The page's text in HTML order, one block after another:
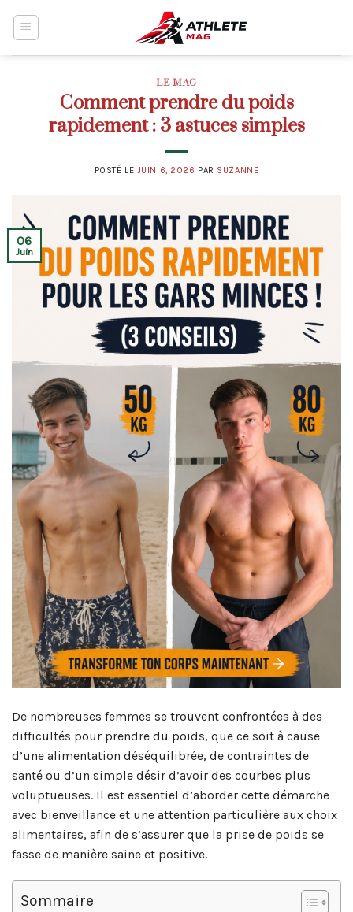
LE MAG
Comment prendre du poids
rapidement : 3 astuces simples
POSTÉ LE JUIN 6, 2026 PAR SUZANNE
06
Juin
De nombreuses femmes se trouvent confrontées à des
difficultés pour prendre du poids, que ce soit à cause
d’une alimentation déséquilibrée, de contraintes de
santé ou d’un simple désir d’avoir des courbes plus
voluptueuses. Il est essentiel d’aborder cette démarche
avec bienveillance et une attention particulière aux choix
alimentaires, afin de s’assurer que la prise de poids se
fasse de manière saine et positive.
Sommaire